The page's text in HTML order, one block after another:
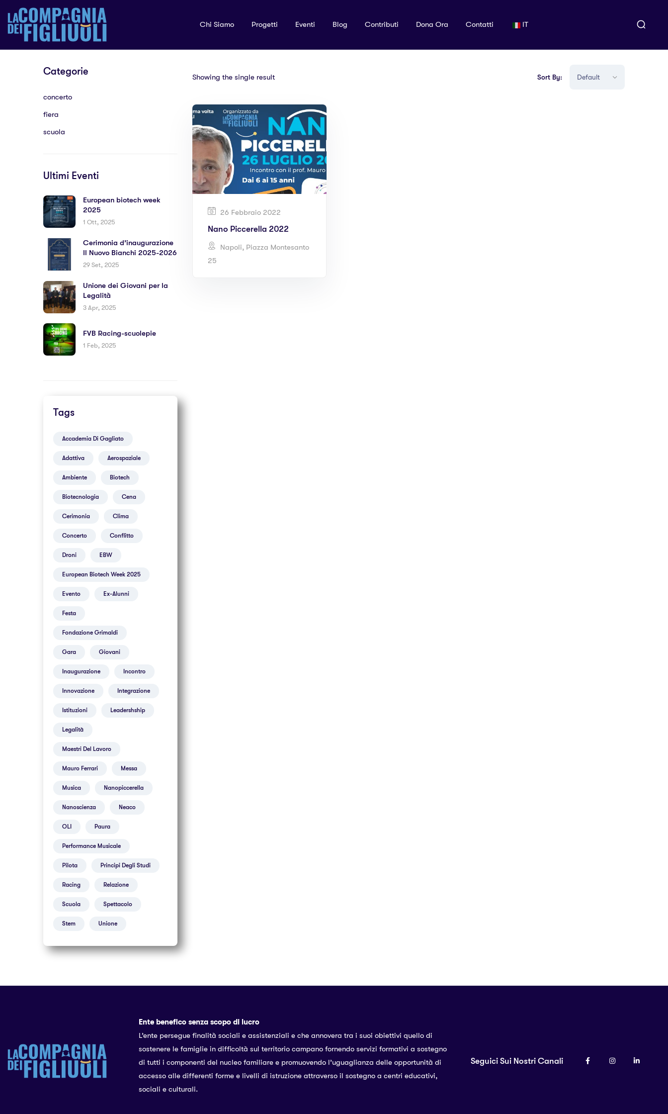
Chi Siamo Progetti Eventi Blog Contributi Dona Ora Contatti IT
Categorie
concerto
fiera
scuola
Ultimi Eventi
European biotech week
2025
1 Ott, 2025
Cerimonia d’inaugurazione
Il Nuovo Bianchi 2025-2026
29 Set, 2025
Unione dei Giovani per la
Legalità
3 Apr, 2025
FVB Racing-scuolepie
1 Feb, 2025
Tags
Accademia Di Gagliato
Adattiva Aerospaziale
Ambiente Biotech
Biotecnologia Cena
Cerimonia Clima
Concerto Conflitto
Droni EBW
European Biotech Week 2025
Evento Ex-Alunni
Festa
Fondazione Grimaldi
Gara Giovani
Inaugurazione Incontro
Innovazione Integrazione
Istituzioni Leadershship
Legalità
Maestri Del Lavoro
Mauro Ferrari Messa
Musica Nanopiccerella
Nanoscienza Neaco
OLI Paura
Performance Musicale
Pilota Principi Degli Studi
Racing Relazione
Scuola Spettacolo
Stem Unione
Showing the single result Sort By:
26 Febbraio 2022
Nano Piccerella 2022
Napoli, Piazza Montesanto
25
Ente benefico senza scopo di lucro
L’ente persegue finalità sociali e assistenziali e che annovera tra i suoi obiettivi quello di
sostenere le famiglie in difficoltà sul territorio campano fornendo servizi formativi a sostegno
di tutti i componenti del nucleo familiare e promuovendo l’uguaglianza delle opportunità di
accesso alle differenti forme e livelli di istruzione attraverso il sostegno a centri educativi,
sociali e culturali.
Seguici Sui Nostri Canali